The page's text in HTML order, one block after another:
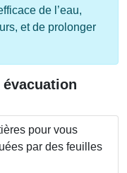
de l’eau,
et de prolonger
pour vous
par des feuilles